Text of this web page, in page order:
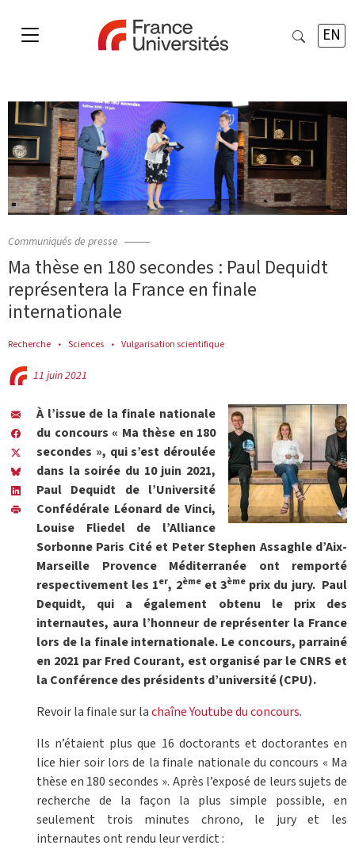
EN
Communiqués de presse
Ma thèse en 180 secondes : Paul Dequidt
représentera la France en finale
internationale
Recherche Sciences Vulgarisation scientifique
11 juin 2021
À l’issue de la finale nationale
du concours « Ma thèse en 180
secondes », qui s’est déroulée
dans la soirée du 10 juin 2021,
Paul Dequidt de l’Université
Confédérale Léonard de Vinci,
Louise Fliedel de l’Alliance
Sorbonne Paris Cité et Peter Stephen Assaghle d’Aix-
Marseille Provence Méditerranée ont remporté
respectivement les 1er, 2èmeet 3ème prix du jury. Paul
Dequidt, qui a également obtenu le prix des
internautes, aura l’honneur de représenter la France
lors de la finale internationale. Le concours, parrainé
en 2021 par Fred Courant, est organisé par le CNRS et
la Conférence des présidents d’université (CPU).
Revoir la finale sur lachaîne Youtube du concours.
Ils n’étaient plus que 16 doctorants et doctorantes en
lice hier soir lors de la finale nationale du concours « Ma
thèse en 180 secondes ». Après l’exposé de leurs sujets de
recherche de la façon la plus simple possible, en
seulement trois minutes chrono, le jury et les
internautes ont rendu leur verdict :